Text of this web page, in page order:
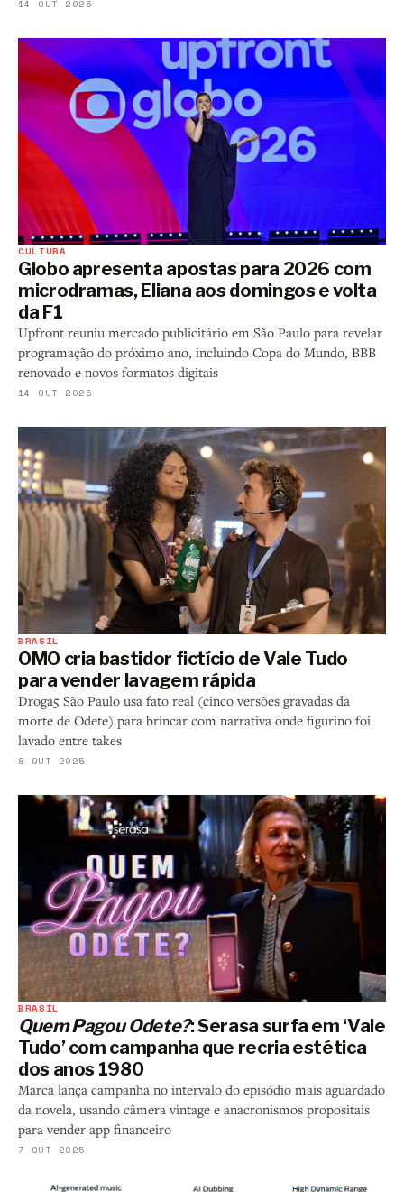
14 OUT 2025
CULTURA
Globo apresenta apostas para 2026 com
microdramas, Eliana aos domingos e volta
da F1
Upfront reuniu mercado publicitário em São Paulo para revelar
programação do próximo ano, incluindo Copa do Mundo, BBB
renovado e novos formatos digitais
14 OUT 2025
BRASIL
OMO cria bastidor fictício de Vale Tudo
para vender lavagem rápida
Droga5 São Paulo usa fato real (cinco versões gravadas da
morte de Odete) para brincar com narrativa onde figurino foi
lavado entre takes
8 OUT 2025
BRASIL
Quem Pagou Odete?: Serasa surfa em ‘Vale
Tudo’ com campanha que recria estética
dos anos 1980
Marca lança campanha no intervalo do episódio mais aguardado
da novela, usando câmera vintage e anacronismos propositais
para vender app financeiro
7 OUT 2025